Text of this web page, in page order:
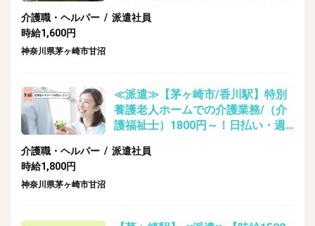
介護職・ヘルパー / 派遣社員
時給1,600円
神奈川県茅ヶ崎市甘沼
≪派遣≫【茅ヶ崎市/香川駅】特別
養護老人ホームでの介護業務/（介
護福祉士）1800円～！日払い・週
介護職・ヘルパー / 派遣社員
時給1,800円
神奈川県茅ヶ崎市甘沼